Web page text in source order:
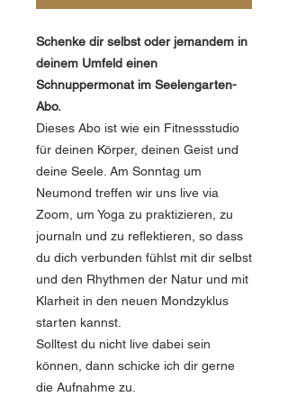
Schenke dir selbst oder jemandem in
deinem Umfeld einen
Schnuppermonat im Seelengarten-
Abo.
Dieses Abo ist wie ein Fitnessstudio
für deinen Körper, deinen Geist und
deine Seele. Am Sonntag um
Neumond treffen wir uns live via
Zoom, um Yoga zu praktizieren, zu
journaln und zu reflektieren, so dass
du dich verbunden fühlst mit dir selbst
und den Rhythmen der Natur und mit
Klarheit in den neuen Mondzyklus
starten kannst.
Solltest du nicht live dabei sein
können, dann schicke ich dir gerne
die Aufnahme zu.